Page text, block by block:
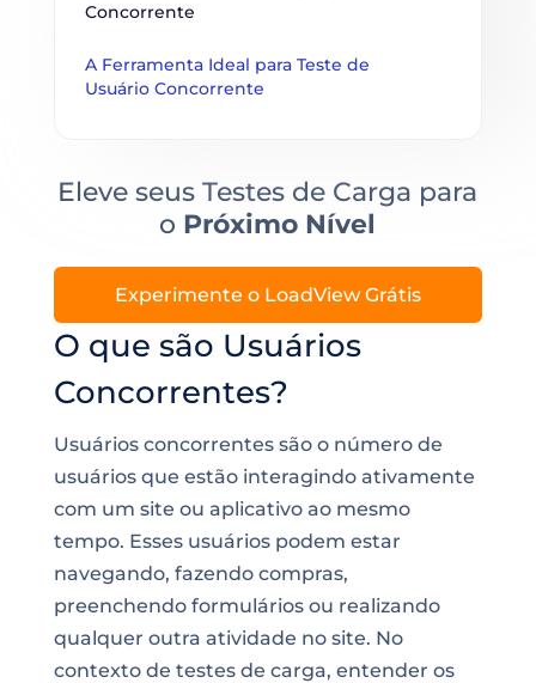
O que são Usuários
Concorrentes?
Usuários concorrentes são o número de
usuários que estão interagindo ativamente
com um site ou aplicativo ao mesmo
tempo. Esses usuários podem estar
navegando, fazendo compras,
preenchendo formulários ou realizando
qualquer outra atividade no site. No
contexto de testes de carga, entender os
Concorrente
A Ferramenta Ideal para Teste de
Usuário Concorrente
Eleve seus Testes de Carga para
o Próximo Nível
Experimente o LoadView Grátis